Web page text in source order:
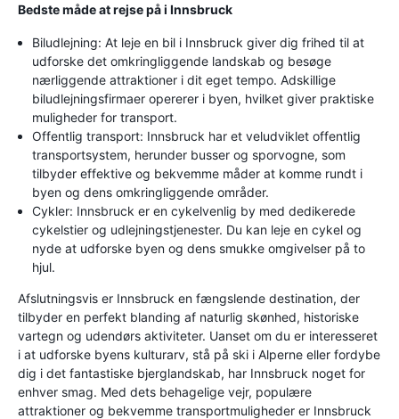
Bedste måde at rejse på i Innsbruck
Biludlejning: At leje en bil i Innsbruck giver dig frihed til at
udforske det omkringliggende landskab og besøge
nærliggende attraktioner i dit eget tempo. Adskillige
biludlejningsfirmaer opererer i byen, hvilket giver praktiske
muligheder for transport.
Offentlig transport: Innsbruck har et veludviklet offentlig
transportsystem, herunder busser og sporvogne, som
tilbyder effektive og bekvemme måder at komme rundt i
byen og dens omkringliggende områder.
Cykler: Innsbruck er en cykelvenlig by med dedikerede
cykelstier og udlejningstjenester. Du kan leje en cykel og
nyde at udforske byen og dens smukke omgivelser på to
hjul.
Afslutningsvis er Innsbruck en fængslende destination, der
tilbyder en perfekt blanding af naturlig skønhed, historiske
vartegn og udendørs aktiviteter. Uanset om du er interesseret
i at udforske byens kulturarv, stå på ski i Alperne eller fordybe
dig i det fantastiske bjerglandskab, har Innsbruck noget for
enhver smag. Med dets behagelige vejr, populære
attraktioner og bekvemme transportmuligheder er Innsbruck